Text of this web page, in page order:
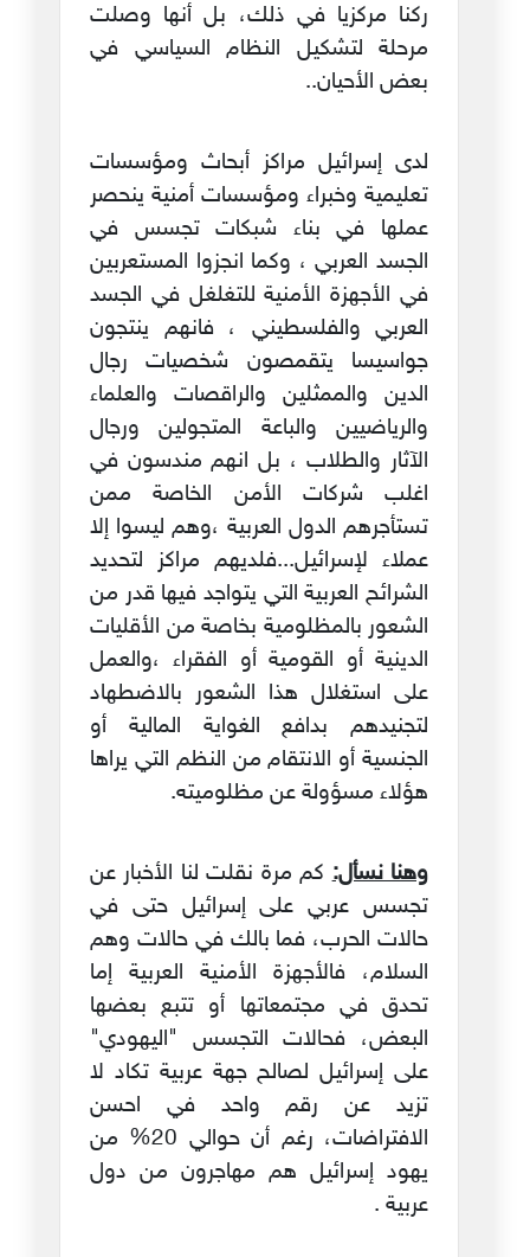
ركنا مركزيا في ذلك، بل أنها وصلت
مرحلة لتشكيل النظام السياسي في
بعض الأحيان..
لدى إسرائيل مراكز أبحاث ومؤسسات
تعليمية وخبراء ومؤسسات أمنية ينحصر
عملها في بناء شبكات تجسس في
الجسد العربي ، وكما انجزوا المستعربين
في الأجهزة الأمنية للتغلغل في الجسد
العربي والفلسطيني ، فانهم ينتجون
جواسيسا يتقمصون شخصيات رجال
الدين والممثلين والراقصات والعلماء
والرياضيين والباعة المتجولين ورجال
الآثار والطلاب ، بل انهم مندسون في
اغلب شركات الأمن الخاصة ممن
تستأجرهم الدول العربية ،وهم ليسوا إلا
عملاء لإسرائيل...فلديهم مراكز لتحديد
الشرائح العربية التي يتواجد فيها قدر من
الشعور بالمظلومية بخاصة من الأقليات
الدينية أو القومية أو الفقراء ،والعمل
على استغلال هذا الشعور بالاضطهاد
لتجنيدهم بدافع الغواية المالية أو
الجنسية أو الانتقام من النظم التي يراها
هؤلاء مسؤولة عن مظلوميته.
وهنا نسأل:كم مرة نقلت لنا الأخبار عن
تجسس عربي على إسرائيل حتى في
حالات الحرب، فما بالك في حالات وهم
السلام، فالأجهزة الأمنية العربية إما
تحدق في مجتمعاتها أو تتبع بعضها
البعض، فحالات التجسس "اليهودي"
على إسرائيل لصالح جهة عربية تكاد لا
تزيد عن رقم واحد في احسن
الافتراضات، رغم أن حوالي 20% من
يهود إسرائيل هم مهاجرون من دول
عربية .